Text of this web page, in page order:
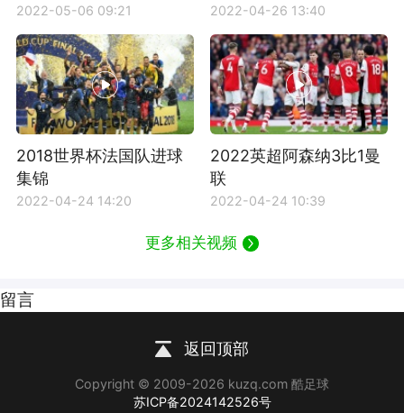
2022-05-06 09:21 2022-04-26 13:40
2018世界杯法国队进球
集锦
2022-04-24 14:20
2022英超阿森纳3比1曼
联
2022-04-24 10:39
更多相关视频
留言
返回顶部
Copyright © 2009-2026 kuzq.com 酷足球
苏ICP备2024142526号